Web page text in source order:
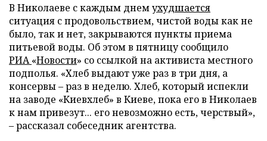
В Николаеве с каждым днемухудшается
ситуация с продовольствием, чистой воды как не
было, так и нет, закрываются пункты приема
питьевой воды. Об этом в пятницу сообщило
РИА«Новости» со ссылкой на активиста местного
подполья. «Хлеб выдают уже раз в три дня, а
консервы – раз в неделю. Хлеб, который испекли
на заводе «Киевхлеб» в Киеве, пока его в Николаев
к нам привезут... его невозможно есть, черствый»,
– рассказал собеседник агентства.